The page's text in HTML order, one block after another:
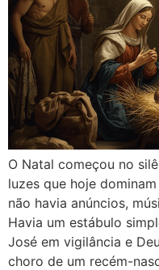
O Natal começou no
luzes que hoje
não havia anúncios,
Havia um estábulo
José em vigilância e
choro de um recém-